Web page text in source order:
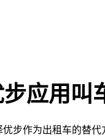
应用叫
步作为出租车的替